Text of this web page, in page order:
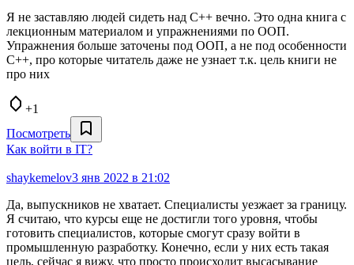
Я не заставляю людей сидеть над С++ вечно. Это одна книга с
лекционным материалом и упражнениями по ООП.
Упражнения больше заточены под ООП, а не под особенности
С++, про которые читатель даже не узнает т.к. цель книги не
про них
+1
Посмотреть
Как войти в IT?
shaykemelov3 янв 2022 в 21:02
Да, выпускников не хватает. Специалисты уезжает за границу.
Я считаю, что курсы еще не достигли того уровня, чтобы
готовить специалистов, которые смогут сразу войти в
промышленную разработку. Конечно, если у них есть такая
цель, сейчас я вижу, что просто происходит высасывание